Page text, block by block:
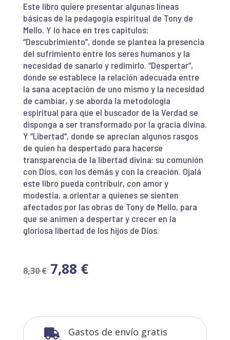
Este libro quiere presentar algunas líneas
básicas de la pedagogía espiritual de Tony de
Mello. Y lo hace en tres capítulos:
“Descubrimiento”, donde se plantea la presencia
del sufrimiento entre los seres humanos y la
necesidad de sanarlo y redimirlo. “Despertar”,
donde se establece la relación adecuada entre
la sana aceptación de uno mismo y la necesidad
de cambiar, y se aborda la metodología
espiritual para que el buscador de la Verdad se
disponga a ser transformado por la gracia divina.
Y “Libertad”, donde se aprecian algunos rasgos
de quien ha despertado para hacerse
transparencia de la libertad divina: su comunión
con Dios, con los demás y con la creación. Ojalá
este libro pueda contribuir, con amor y
modestia, a orientar a quienes se sienten
afectados por las obras de Tony de Mello, para
que se animen a despertar y crecer en la
gloriosa libertad de los hijos de Dios.
8,30€ 7,88 €
 Gastos de envío gratis